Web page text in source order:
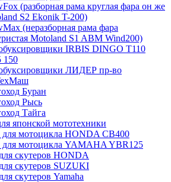
(разборная рама круглая фара он же
S2 Ekonik T-200)
(неразборная рама фара
Motoland S1 ABM Wind200)
IRBIS DINGO Т110
150
ЛИДЕР пр-во
Буран
Рысь
Тайга
японской мототехники
мотоцикла HONDA CB400
мотоцикла YAMAHA YBR125
скутеров HONDA
скутеров SUZUKI
скутеров Yamaha